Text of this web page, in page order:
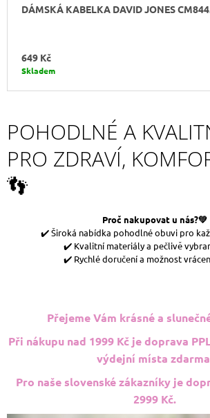
DÁMSKÁ KABELKA DAVID JONES
649 Kč
Skladem
POHODLNÉ A
PRO ZDRAVÍ,
👣
Proč nakupovat u nás?💚
✔️ Široká nabídka pohodlné obuvi pro
✔️ Kvalitní materiály a pečlivě
✔️ Rychlé doručení a možnost
Přejeme Vám krásné a
Při nákupu nad 1999 Kč je doprava
výdejní místa
Pro naše slovenské zákazníky je
2999 Kč.